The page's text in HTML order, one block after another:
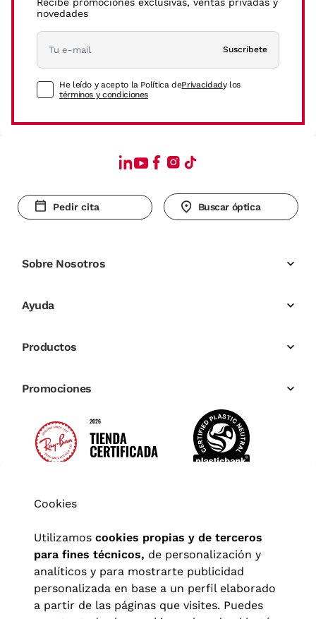
novedades
Suscríbete
He leído y acepto la Política dePrivacidady los
términos y condiciones
Pedir cita Buscar óptica
Sobre Nosotros
Ayuda
Productos
Promociones
Cookies
Utilizamos cookies propias y de terceros
para fines técnicos, de personalización y
analíticos y para mostrarte publicidad
personalizada en base a un perfil elaborado
a partir de las páginas que visites. Puedes